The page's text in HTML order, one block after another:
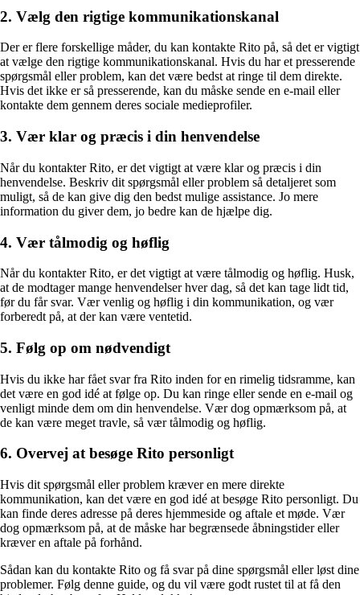
2. Vælg den rigtige kommunikationskanal
Der er flere forskellige måder, du kan kontakte Rito på, så det er vigtigt
at vælge den rigtige kommunikationskanal. Hvis du har et presserende
spørgsmål eller problem, kan det være bedst at ringe til dem direkte.
Hvis det ikke er så presserende, kan du måske sende en e-mail eller
kontakte dem gennem deres sociale medieprofiler.
3. Vær klar og præcis i din henvendelse
Når du kontakter Rito, er det vigtigt at være klar og præcis i din
henvendelse. Beskriv dit spørgsmål eller problem så detaljeret som
muligt, så de kan give dig den bedst mulige assistance. Jo mere
information du giver dem, jo bedre kan de hjælpe dig.
4. Vær tålmodig og høflig
Når du kontakter Rito, er det vigtigt at være tålmodig og høflig. Husk,
at de modtager mange henvendelser hver dag, så det kan tage lidt tid,
før du får svar. Vær venlig og høflig i din kommunikation, og vær
forberedt på, at der kan være ventetid.
5. Følg op om nødvendigt
Hvis du ikke har fået svar fra Rito inden for en rimelig tidsramme, kan
det være en god idé at følge op. Du kan ringe eller sende en e-mail og
venligt minde dem om din henvendelse. Vær dog opmærksom på, at
de kan være meget travle, så vær tålmodig og høflig.
6. Overvej at besøge Rito personligt
Hvis dit spørgsmål eller problem kræver en mere direkte
kommunikation, kan det være en god idé at besøge Rito personligt. Du
kan finde deres adresse på deres hjemmeside og aftale et møde. Vær
dog opmærksom på, at de måske har begrænsede åbningstider eller
kræver en aftale på forhånd.
Sådan kan du kontakte Rito og få svar på dine spørgsmål eller løst dine
problemer. Følg denne guide, og du vil være godt rustet til at få den